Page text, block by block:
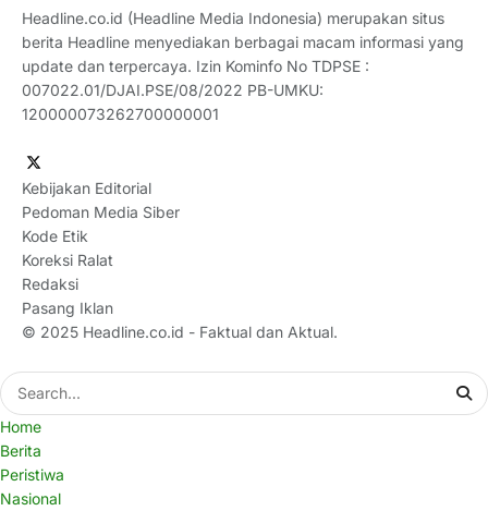
Headline.co.id (Headline Media Indonesia) merupakan situs
berita Headline menyediakan berbagai macam informasi yang
update dan terpercaya. Izin Kominfo No TDPSE :
007022.01/DJAI.PSE/08/2022 PB-UMKU:
120000073262700000001
Kebijakan Editorial
Pedoman Media Siber
Kode Etik
Koreksi Ralat
Redaksi
Pasang Iklan
© 2025 Headline.co.id - Faktual dan Aktual.
Home
Berita
Peristiwa
Nasional